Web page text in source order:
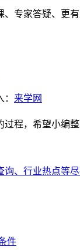
专家答疑、更
来学网
程，希望小编
、行业热点等尽
件